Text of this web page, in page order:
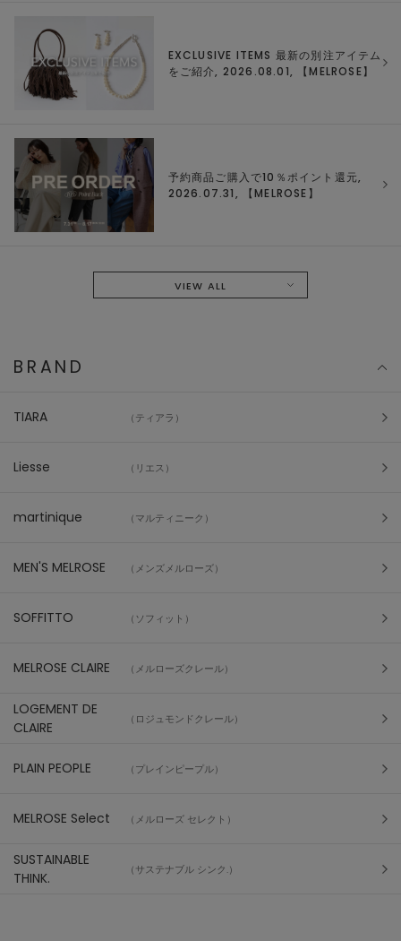
EXCLUSIVE ITEMS 最新の別注アイテム
をご紹介, 2026.08.01, 【MELROSE】
予約商品ご購入で10％ポイント還元,
2026.07.31, 【MELROSE 】
VIEW ALL
BRAND
TIARA （ティアラ）
Liesse （リエス）
martinique （マルティニーク）
MEN'S MELROSE （メンズメルローズ）
SOFFITTO （ソフィット）
MELROSE CLAIRE （メルローズクレール）
LOGEMENT DE
CLAIRE
（ロジュモンドクレール）
PLAIN PEOPLE （プレインピープル）
MELROSE Select （メルローズ セレクト）
SUSTAINABLE
THINK.
（サステナブル シンク.）